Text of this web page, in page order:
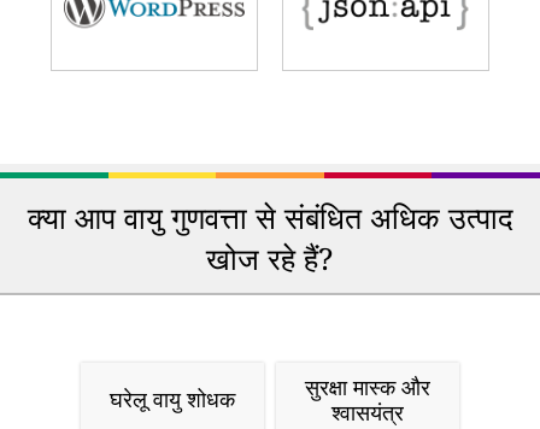
क्या आप वायु गुणवत्ता से संबंधित अधिक उत्पाद
खोज रहे हैं?
घरेलू वायु शोधक
सुरक्षा मास्क और
श्वासयंत्र